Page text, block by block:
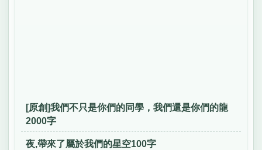
[原創]我們不只是你們的同學，我們還是你們的龍
2000字
夜,帶來了屬於我們的星空100字